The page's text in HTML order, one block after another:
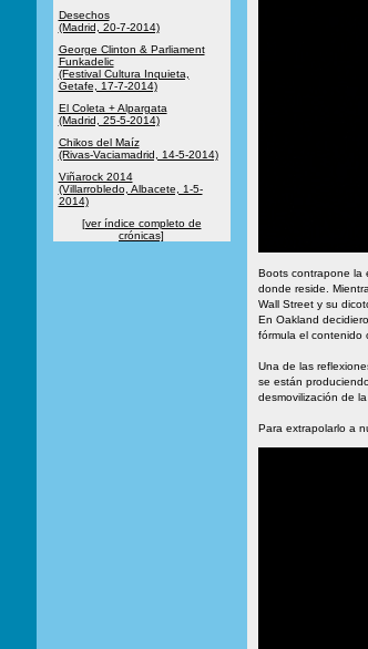
Desechos
(Madrid, 20-7-2014)
George Clinton & Parliament
Funkadelic
(Festival Cultura Inquieta,
Getafe, 17-7-2014)
El Coleta + Alpargata
(Madrid, 25-5-2014)
Chikos del Maíz
(Rivas-Vaciamadrid, 14-5-2014)
Viñarock 2014
(Villarrobledo, Albacete, 1-5-
2014)
[ver índice completo de
crónicas]
Boots contrapone la
donde reside.
Wall Street y su
En Oakland
fórmula el contenido
Una de las
se están
desmovilización de la
Para extrapolarlo a